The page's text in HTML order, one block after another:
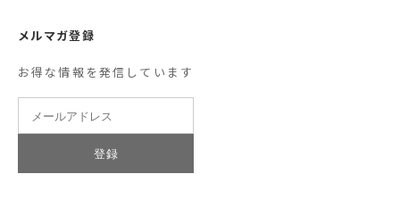
メルマガ登録
お得な情報を発信しています
登録